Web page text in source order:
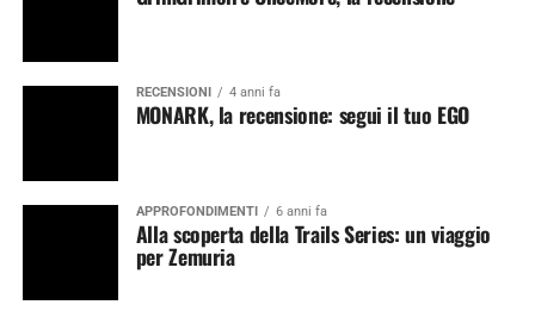
RECENSIONI 4 anni fa
MONARK, la recensione: segui il tuo EGO
APPROFONDIMENTI 6 anni fa
Alla scoperta della Trails Series: un viaggio
per Zemuria